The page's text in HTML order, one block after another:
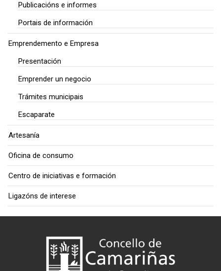
Publicacións e informes
Portais de información
Emprendemento e Empresa
Presentación
Emprender un negocio
Trámites municipais
Escaparate
Artesanía
Oficina de consumo
Centro de iniciativas e formación
Ligazóns de interese